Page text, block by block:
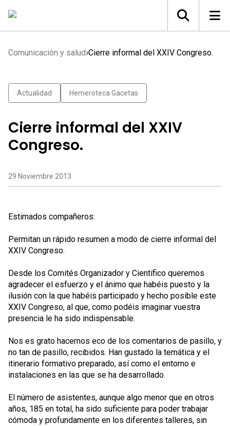
Comunicación y salud Cierre informal del XXIV Congreso.
Actualidad Hemeroteca Gacetas
Cierre informal del XXIV
Congreso.
29 Noviembre 2013
Estimados compañeros:
Permitan un rápido resumen a modo de cierre informal del
XXIV Congreso.
Desde los Comités Organizador y Científico queremos
agradecer el esfuerzo y el ánimo que habéis puesto y la
ilusión con la que habéis participado y hecho posible este
XXIV Congreso, al que, como podéis imaginar vuestra
presencia le ha sido indispensable.
Nos es grato hacernos eco de los comentarios de pasillo, y
no tan de pasillo, recibidos. Han gustado la temática y el
itinerario formativo preparado, así como el entorno e
instalaciones en las que se ha desarrollado.
El número de asistentes, aunque algo menor que en otros
años, 185 en total, ha sido suficiente para poder trabajar
cómoda y profundamente en los diferentes talleres, sin